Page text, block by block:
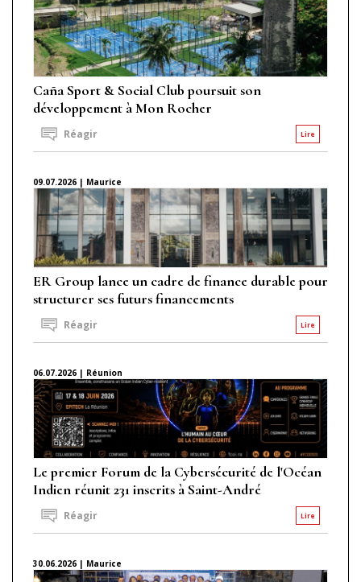
Caña Sport & Social Club poursuit son
développement à Mon Rocher
Lire
Réagir
09.07.2026 | Maurice
ER Group lance un cadre de finance durable pour
structurer ses futurs financements
Lire
Réagir
06.07.2026 | Réunion
Le premier Forum de la Cybersécurité de l'Océan
Indien réunit 231 inscrits à Saint-André
Lire
Réagir
30.06.2026 | Maurice